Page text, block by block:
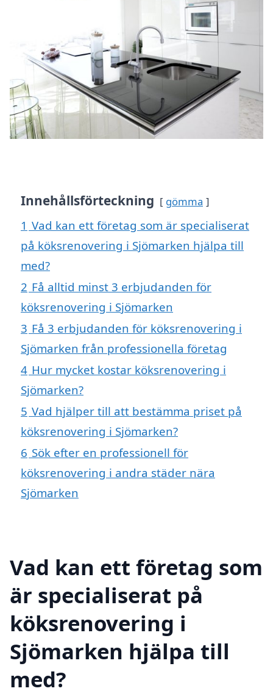
Innehållsförteckning gömma
1 Vad kan ett företag som är specialiserat
på köksrenovering i Sjömarken hjälpa till
med?
2 Få alltid minst 3 erbjudanden för
köksrenovering i Sjömarken
3 Få 3 erbjudanden för köksrenovering i
Sjömarken från professionella företag
4 Hur mycket kostar köksrenovering i
Sjömarken?
5 Vad hjälper till att bestämma priset på
köksrenovering i Sjömarken?
6 Sök efter en professionell för
köksrenovering i andra städer nära
Sjömarken
Vad kan ett företag som
är specialiserat på
köksrenovering i
Sjömarken hjälpa till
med?